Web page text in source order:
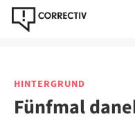
HINTERGRUND
Fünfmal